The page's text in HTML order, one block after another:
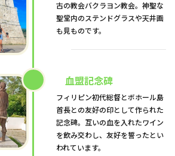
古の教会バクラヨン教会。神聖な
聖堂内のステンドグラスや天井画
も見ものです。
血盟記念碑
フィリピン初代総督とボホール島
首長との友好の印として作られた
記念碑。互いの血を入れたワイン
を飲み交わし、友好を誓ったとい
われています。